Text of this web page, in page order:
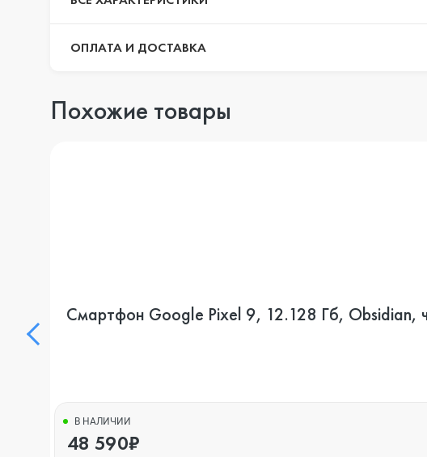
ОПЛАТА И ДОСТАВКА
Похожие товары
Смартфон Google Pixel 9, 12.128 Гб, Obsidian,
В НАЛИЧИИ
48 590₽